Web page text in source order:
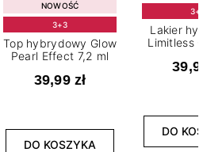
NOWOŚĆ
3+3
Top hybrydowy Glow
Pearl Effect 7,2 ml
39,99 zł
DO KOSZYKA
Lakier
Limitless
DO